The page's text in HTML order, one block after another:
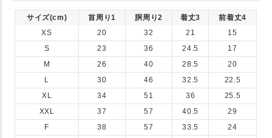
サイズ(cm) 首周り1 胴周り2 着丈3
前着丈4
XS
20 32 21
15
S
23 36 24.5
17
M
26 40 28.5
20
L
30 46 32.5
22.5
XL
34 51 36
25.5
XXL
37 57 40.5
29
F
38 57 33.5
24